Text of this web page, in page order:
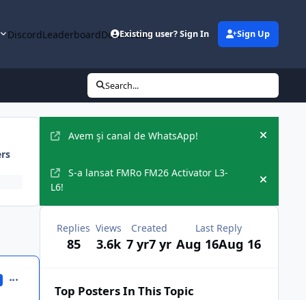
DiscordLeaderboardDownloads
Existing user? Sign In Sign Up
Search...
comment_370803
Announcements
Avem şi canal de WhatsApp!
Hide
S-a lansat FMRo FM26 Activator L3-
L6!
Hide
Replies
85
Views
3.6k
Created
7 yr7 yr
Last Reply
Aug 16Aug 16
Top Posters In This Topic